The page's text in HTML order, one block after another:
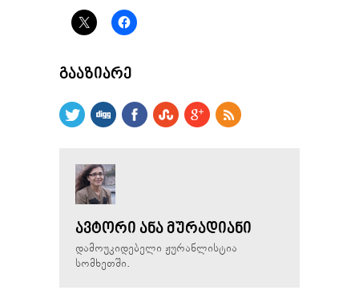
ᲒᲐᲐᲖᲘᲐᲠᲔ
ᲐᲕᲢᲝᲠᲘ ᲐᲜᲐ ᲛᲣᲠᲐᲓᲘᲐᲜᲘ
დამოუკიდებელი ჟურანლისტია
სომხეთში.